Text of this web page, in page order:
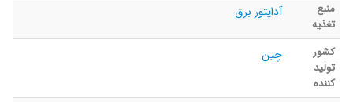
منبع
تغذيه
آداپتور برق
کشور
تولید
کننده
چین